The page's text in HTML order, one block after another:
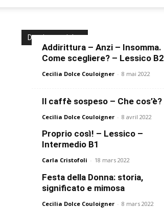
Derniers articles
Addirittura – Anzi – Insomma.
Come scegliere? – Lessico B2
Cecilia Dolce Couloigner - 8 mai 2022
Il caffè sospeso – Che cos’è?
Cecilia Dolce Couloigner - 8 avril 2022
Proprio così! – Lessico –
Intermedio B1
Carla Cristofoli - 18 mars 2022
Festa della Donna: storia,
significato e mimosa
Cecilia Dolce Couloigner - 8 mars 2022